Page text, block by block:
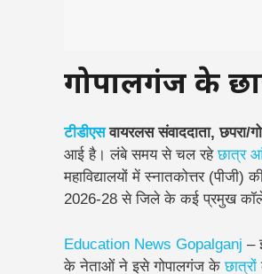
गोपालगंज के
टीडीएसवायरलस संवाददाता, छपरा/
आई है। लंबे समय से चल रहेछात्र
महाविद्यालयों में स्नातकोत्तर
2026-28 से जिले के कई प्रमुख
Education News Gopalganj –
के नेताओं ने इसे गोपालगंज केछात्रों